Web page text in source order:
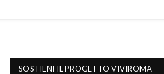
SOSTIENI IL PROGETTO VIVIROMA